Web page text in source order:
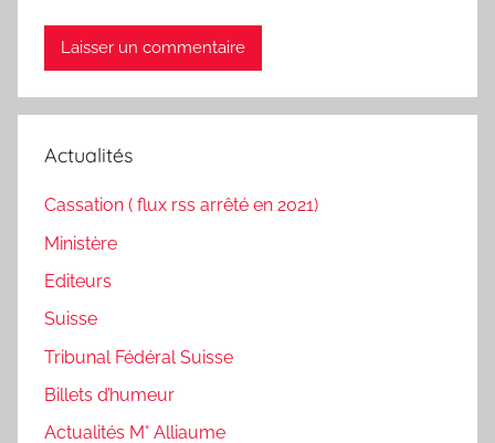
Actualités
Cassation ( flux rss arrêté en 2021)
Ministère
Editeurs
Suisse
Tribunal Fédéral Suisse
Billets d’humeur
Actualités M° Alliaume